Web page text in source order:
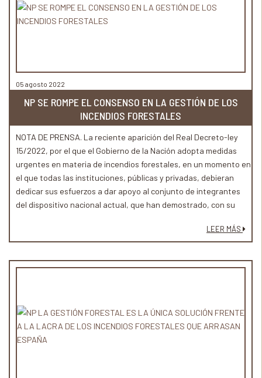
05 agosto 2022
NP SE ROMPE EL CONSENSO EN LA GESTIÓN DE LOS
INCENDIOS FORESTALES
NOTA DE PRENSA. La reciente aparición del Real Decreto-ley
15/2022, por el que el Gobierno de la Nación adopta medidas
urgentes en materia de incendios forestales, en un momento en
el que todas las instituciones, públicas y privadas, debieran
dedicar sus esfuerzos a dar apoyo al conjunto de integrantes
del dispositivo nacional actual, que han demostrado, con su
causados por los recientes incendios, causa sorpresa e
incomprensión en una situación meteorológica extrema y que
ha tensionado el dispositivo al máximo de sus capacidades.
LEER MÁS